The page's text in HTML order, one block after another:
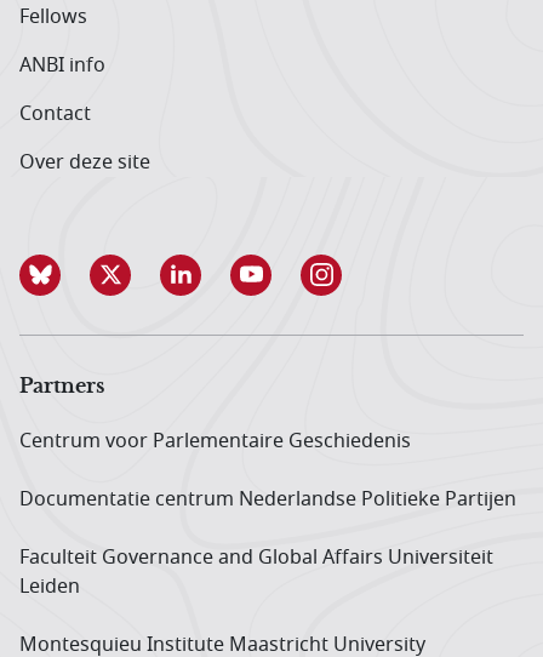
Fellows
ANBI info
Contact
Over deze site
Partners
Centrum voor Parlementaire Geschiedenis
Documentatie centrum Neder­landse Politieke Partijen
Faculteit Governance and Global Affairs Universiteit
Leiden
Montesquieu Institute Maastricht University